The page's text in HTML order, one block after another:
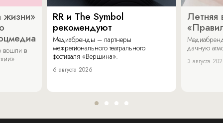
жизни»
вошли в
RR и The Symbol
рекомендуют
Медиабренды – партнеры
межрегионального театрального
фестиваля «Вершина».
6 августа 2026
Летняя
дачную
3 августа